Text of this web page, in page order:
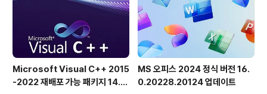
있습니다.Find.Same.Images.OK 기능:폴더 대 폴더 및
Microsoft Visual C++ 2015
-2022 재배포 가능 패키지 14.5
MS 오피스 2024 정식 버전 16.
0.20228.20124 업데이트